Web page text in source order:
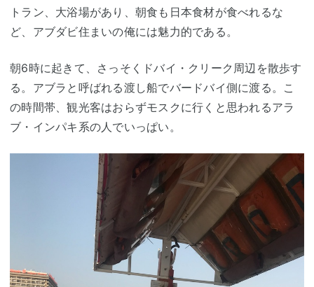
トラン、大浴場があり、朝食も日本食材が食べれるな
ど、アブダビ住まいの俺には魅力的である。
朝6時に起きて、さっそくドバイ・クリーク周辺を散歩す
る。アブラと呼ばれる渡し船でバードバイ側に渡る。こ
の時間帯、観光客はおらずモスクに行くと思われるアラ
ブ・インパキ系の人でいっぱい。